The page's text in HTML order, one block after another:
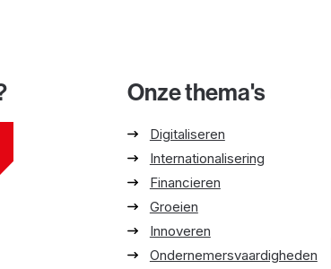
Onze thema's
Digitaliseren
Internationalisering
Financieren
Groeien
Innoveren
Ondernemersvaardigheden